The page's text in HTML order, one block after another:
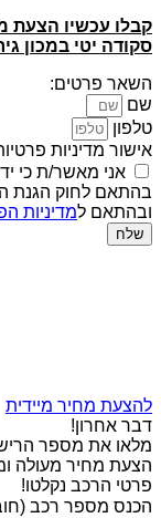
קבלו עכשיו הצעת
סקודה יטי במכון
השאר פרטים:
שם
טלפון
אישור מדיניות
אני מאשר/ת כי
ובהתאם למדיניות
שלח
להצעת מחיר מיידית
דבר אחרון!
מלאו את מספר
הצעת מחיר מעולה
פרטי הרכב נקלטו!
הכנס מספר רכב